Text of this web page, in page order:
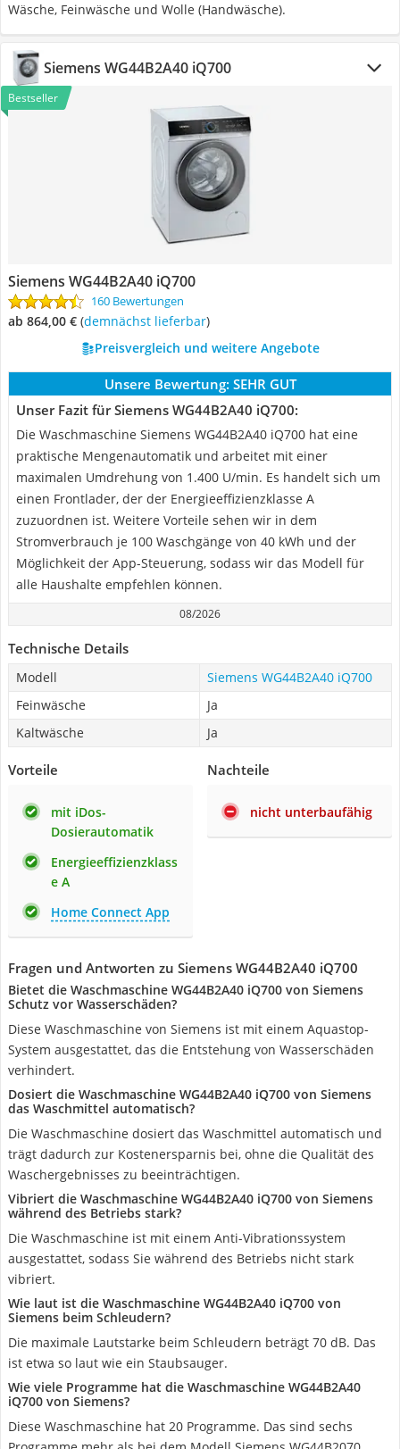
Wäsche, Feinwäsche und Wolle (Handwäsche).
Siemens WG44B2A40 iQ700
Bestseller
Siemens WG44B2A40 iQ700
160 Bewertungen
ab 864,00 € ( Demnächst lieferbar)
Preisvergleich und weitere Angebote
Unsere Bewertung: SEHR GUT
Unser Fazit für Siemens WG44B2A40 iQ700:
Die Waschmaschine Siemens WG44B2A40 iQ700 hat eine
praktische Mengenautomatik und arbeitet mit einer
maximalen Umdrehung von 1.400 U/min. Es handelt sich um
einen Frontlader, der der Energieeffizienzklasse A
zuzuordnen ist. Weitere Vorteile sehen wir in dem
Stromverbrauch je 100 Waschgänge von 40 kWh und der
Möglichkeit der App-Steuerung, sodass wir das Modell für
alle Haushalte empfehlen können.
08/2026
Technische Details
Modell
Siemens WG44B2A40 iQ700
Feinwäsche
Ja
Kaltwäsche
Ja
Vorteile
mit iDos-
Dosierautomatik
Energieeffizienzklass
e A
Home Connect App
Nachteile
nicht unterbaufähig
Fragen und Antworten zu Siemens WG44B2A40 iQ700
Bietet die Waschmaschine WG44B2A40 iQ700 von Siemens
Schutz vor Wasserschäden?
Diese Waschmaschine von Siemens ist mit einem Aquastop-
System ausgestattet, das die Entstehung von Wasserschäden
verhindert.
Dosiert die Waschmaschine WG44B2A40 iQ700 von Siemens
das Waschmittel automatisch?
Die Waschmaschine dosiert das Waschmittel automatisch und
trägt dadurch zur Kostenersparnis bei, ohne die Qualität des
Waschergebnisses zu beeinträchtigen.
Vibriert die Waschmaschine WG44B2A40 iQ700 von Siemens
während des Betriebs stark?
Die Waschmaschine ist mit einem Anti-Vibrationssystem
ausgestattet, sodass Sie während des Betriebs nicht stark
vibriert.
Wie laut ist die Waschmaschine WG44B2A40 iQ700 von
Siemens beim Schleudern?
Die maximale Lautstarke beim Schleudern beträgt 70 dB. Das
ist etwa so laut wie ein Staubsauger.
Wie viele Programme hat die Waschmaschine WG44B2A40
iQ700 von Siemens?
Diese Waschmaschine hat 20 Programme. Das sind sechs